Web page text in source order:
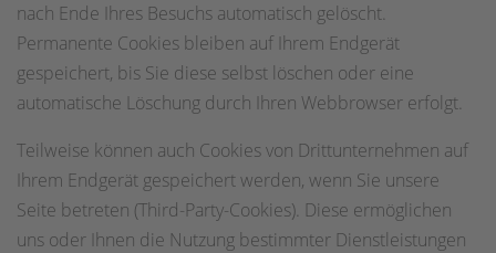
nach Ende Ihres Besuchs automatisch gelöscht.
Permanente Cookies bleiben auf Ihrem Endgerät
gespeichert, bis Sie diese selbst löschen oder eine
automatische Löschung durch Ihren Webbrowser erfolgt.
Teilweise können auch Cookies von Drittunternehmen auf
Ihrem Endgerät gespeichert werden, wenn Sie unsere
Seite betreten (Third-Party-Cookies). Diese ermöglichen
uns oder Ihnen die Nutzung bestimmter Dienstleistungen